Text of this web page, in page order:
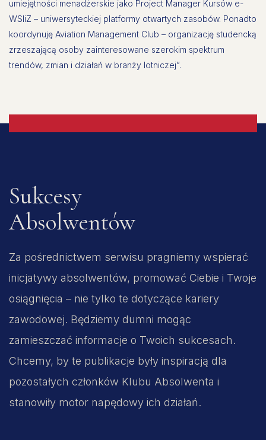
umiejętności menadżerskie jako Project Manager Kursów e-
WSIiZ – uniwersyteckiej platformy otwartych zasobów. Ponadto
koordynuję Aviation Management Club – organizację studencką
zrzeszającą osoby zainteresowane szerokim spektrum
trendów, zmian i działań w branży lotniczej”.
Sukcesy
Absolwentów
Za pośrednictwem serwisu pragniemy wspierać
inicjatywy absolwentów, promować Ciebie i Twoje
osiągnięcia – nie tylko te dotyczące kariery
zawodowej. Będziemy dumni mogąc
zamieszczać informacje o Twoich sukcesach.
Chcemy, by te publikacje były inspiracją dla
pozostałych członków Klubu Absolwenta i
stanowiły motor napędowy ich działań.